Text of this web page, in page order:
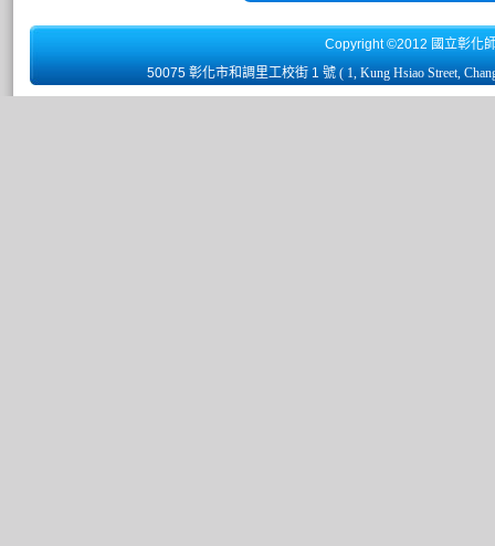
Copyright ©2012 國立彰化
50075 彰化市和調里工校街 1 號 ( 1, Kung Hsiao Street,